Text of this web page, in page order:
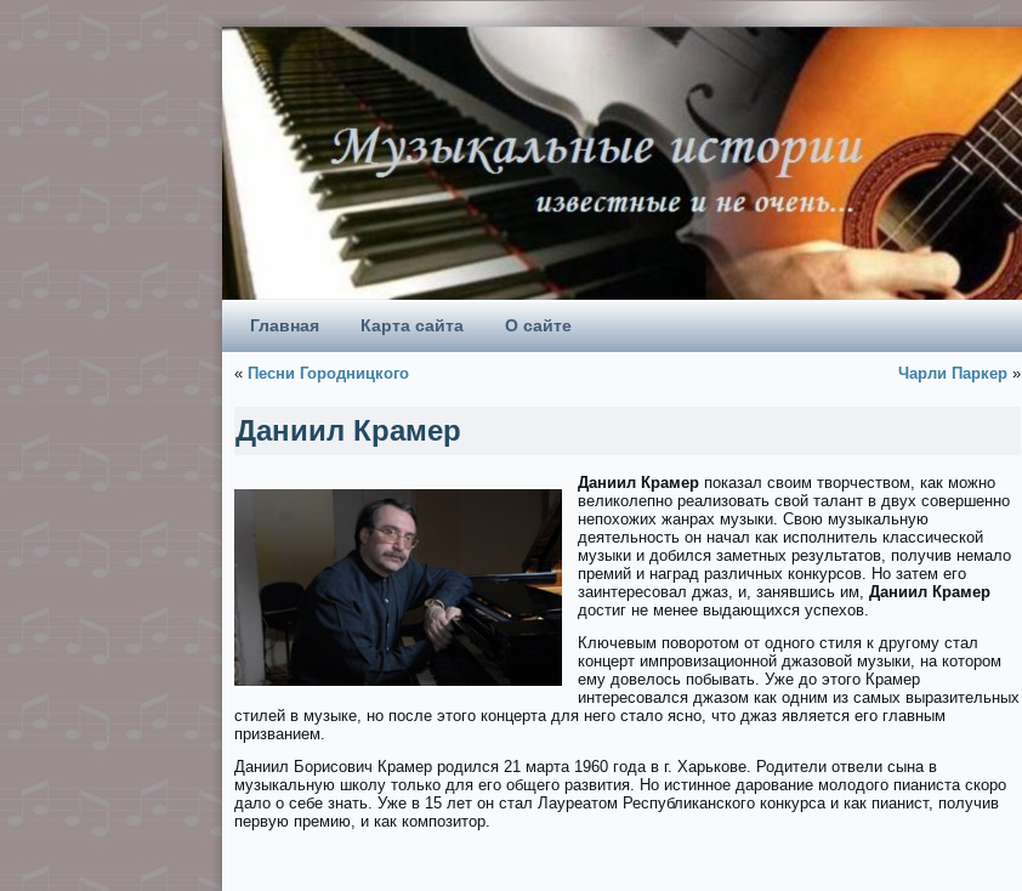
Главная Карта сайта О сайте
« Песни Городницкого Чарли Паркер »
Даниил Крамер
Даниил Крамер показал своим творчеством, как можно
великолепно реализовать свой талант в двух совершенно
непохожих жанрах музыки. Свою музыкальную
деятельность он начал как исполнитель классической
музыки и добился заметных результатов, получив немало
премий и наград различных конкурсов. Но затем его
заинтересовал джаз, и, занявшись им, Даниил Крамер
достиг не менее выдающихся успехов.
Ключевым поворотом от одного стиля к другому стал
концерт импровизационной джазовой музыки, на котором
ему довелось побывать. Уже до этого Крамер
интересовался джазом как одним из самых выразительных
стилей в музыке, но после этого концерта для него стало ясно, что джаз является его главным
призванием.
Даниил Борисович Крамер родился 21 марта 1960 года в г. Харькове. Родители отвели сына в
музыкальную школу только для его общего развития. Но истинное дарование молодого пианиста скоро
дало о себе знать. Уже в 15 лет он стал Лауреатом Республиканского конкурса и как пианист, получив
первую премию, и как композитор.